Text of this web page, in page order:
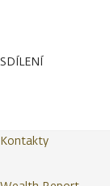
SDÍLENÍ
Kontakty